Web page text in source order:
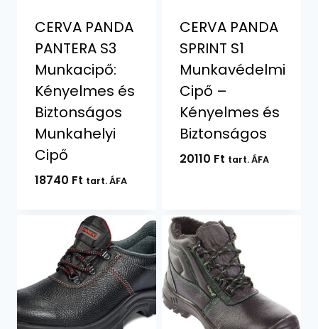
CERVA PANDA
PANTERA S3
Munkacipő:
Kényelmes és
Biztonságos
Munkahelyi
Cipő
18740 Ft tart. ÁFA
CERVA PANDA
SPRINT S1
Munkavédelmi
Cipő –
Kényelmes és
Biztonságos
20110 Ft tart. ÁFA